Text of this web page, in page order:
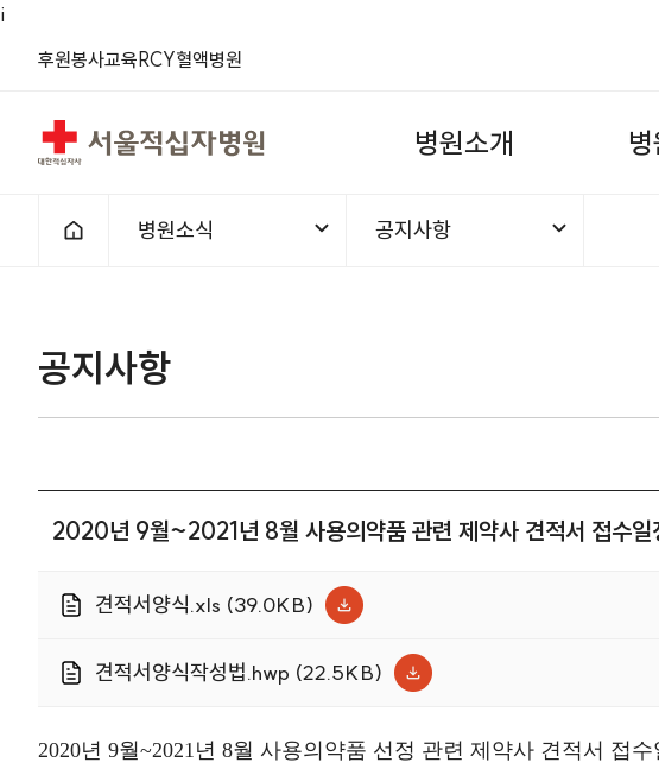
i
후원(새 창)
봉사(새 창)
교육(새 창)
RCY(새 창)
혈액(새 창)
병원
서울적십자병원 병원소개 병
홈으로 1차메뉴
병원소식
2차메뉴
공지사항
공지사항 | 병원소식 | 2020년 9월
공지사항
2020년 9월~2021년 8월 사용의약품 관련 제약사 견적서 접수일
견적서양식.xls (39.0KB)
견적서양식작성법.hwp (22.5KB)
2020년 9월~2021년 8월 사용의약품 선정 관련 제약사 견적서 접